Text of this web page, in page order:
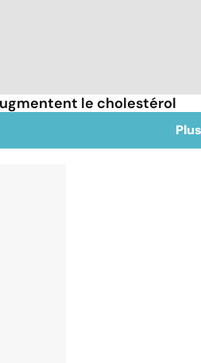
le cholestérol